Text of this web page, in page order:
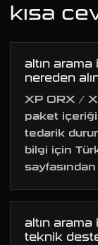
kısa
altın
nereden
XP ORX /
paket
tedarik
bilgi için
sayfasından
altın
teknik